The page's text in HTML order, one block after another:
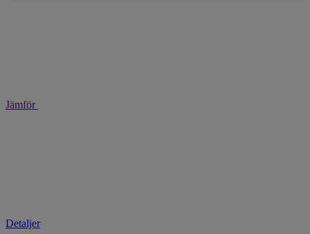
Jämför
Detaljer